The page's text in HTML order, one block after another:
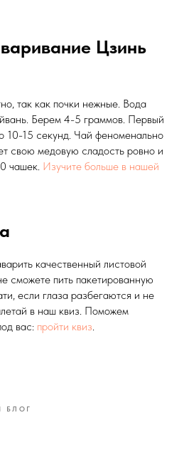
Цзинь
так как почки нежные. Вода
Берем 4-5 граммов. Первый
10-15 секунд. Чай феноменально
свою медовую сладость ровно и
чашек. Изучите больше в нашей
качественный листовой
сможете пить пакетированную
если глаза разбегаются и не
в наш квиз. Поможем
вас: пройти квиз
БЛОГ